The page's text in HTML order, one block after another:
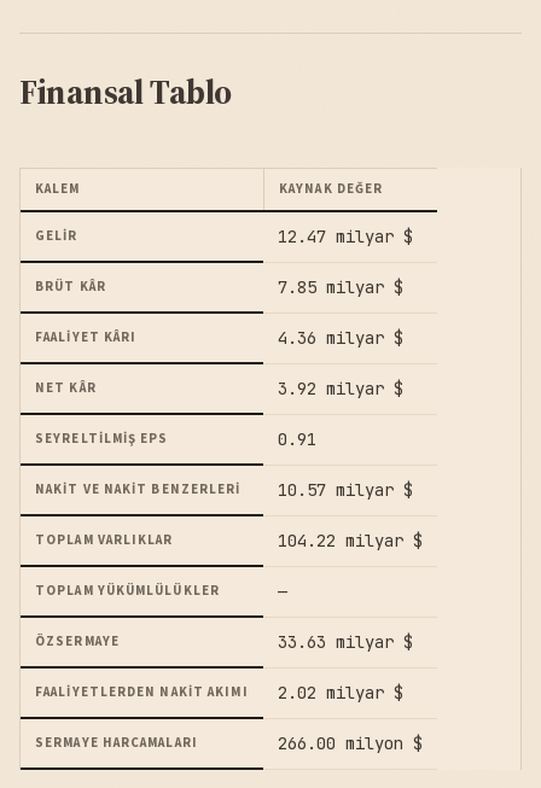
Finansal Tablo
KALEM KAYNAK DEĞER
GELIR 12.47 milyar $
BRÜT KÂR 7.85 milyar $
FAALIYET KÂRI 4.36 milyar $
NET KÂR 3.92 milyar $
SEYRELTILMIŞ EPS 0.91
NAKIT VE NAKIT BENZERLERI 10.57 milyar $
TOPLAM VARLIKLAR 104.22 milyar $
TOPLAM YÜKÜMLÜLÜKLER —
ÖZSERMAYE 33.63 milyar $
FAALIYETLERDEN NAKIT AKIMI 2.02 milyar $
SERMAYE HARCAMALARI 266.00 milyon $